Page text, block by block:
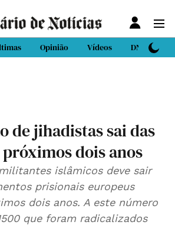
Opinião Vídeos DN Sport
de jihadistas sai das
dois anos
islâmicos deve sair
prisionais europeus
dois anos. A este número
que foram radicalizados